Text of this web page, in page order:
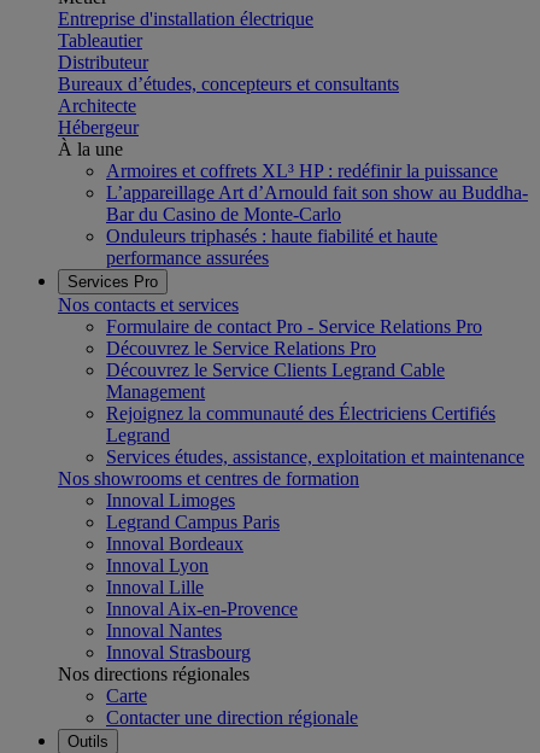
Entreprise d'installation électrique
Tableautier
Distributeur
Bureaux d’études, concepteurs et consultants
Architecte
Hébergeur
À la une
Armoires et coffrets XL³ HP : redéfinir la puissance
L’appareillage Art d’Arnould fait son show au Buddha-
Bar du Casino de Monte-Carlo
Onduleurs triphasés : haute fiabilité et haute
performance assurées
Services Pro
Nos contacts et services
Formulaire de contact Pro - Service Relations Pro
Découvrez le Service Relations Pro
Découvrez le Service Clients Legrand Cable
Management
Rejoignez la communauté des Électriciens Certifiés
Legrand
Services études, assistance, exploitation et maintenance
Nos showrooms et centres de formation
Innoval Limoges
Legrand Campus Paris
Innoval Bordeaux
Innoval Lyon
Innoval Lille
Innoval Aix-en-Provence
Innoval Nantes
Innoval Strasbourg
Nos directions régionales
Carte
Contacter une direction régionale
Outils